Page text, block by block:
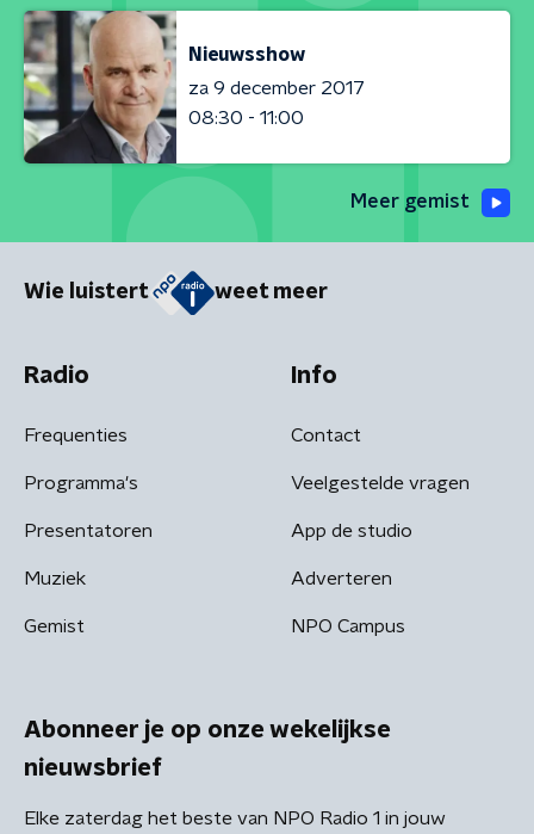
Nieuwsshow
za 9 december 2017
08:30 - 11:00
Meer gemist
Wie luistert weet meer
Radio
Frequenties
Programma's
Presentatoren
Muziek
Gemist
Info
Contact
Veelgestelde vragen
App de studio
Adverteren
NPO Campus
Abonneer je op onze wekelijkse
nieuwsbrief
Elke zaterdag het beste van NPO Radio 1 in jouw